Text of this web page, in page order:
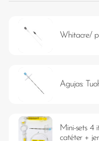
Whitacre/
Agujas:
Mini-sets 4
catéter +